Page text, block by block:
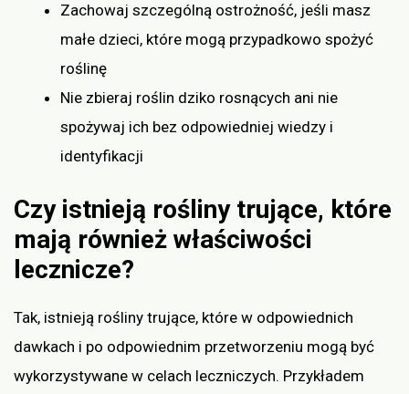
Zachowaj szczególną ostrożność, jeśli masz
małe dzieci, które mogą przypadkowo spożyć
roślinę
Nie zbieraj roślin dziko rosnących ani nie
spożywaj ich bez odpowiedniej wiedzy i
identyfikacji
Czy istnieją rośliny trujące, które
mają również właściwości
lecznicze?
Tak, istnieją rośliny trujące, które w odpowiednich
dawkach i po odpowiednim przetworzeniu mogą być
wykorzystywane w celach leczniczych. Przykładem